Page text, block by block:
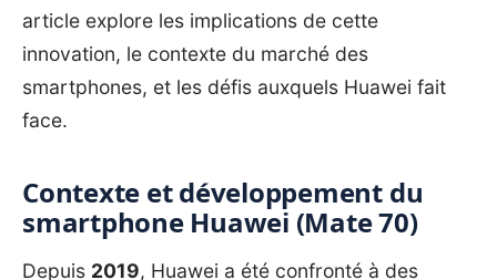
article explore les implications de cette
innovation, le contexte du marché des
smartphones, et les défis auxquels Huawei fait
face.
Contexte et développement du
smartphone Huawei (Mate 70)
Depuis 2019, Huawei a été confronté à des